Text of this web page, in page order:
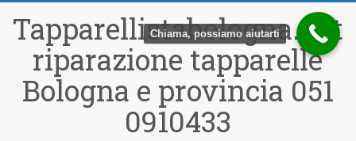
contenuto
Tapparellistabologna.net
riparazione tapparelle
Bologna e provincia 051
0910433
Chiama, possiamo aiutarti